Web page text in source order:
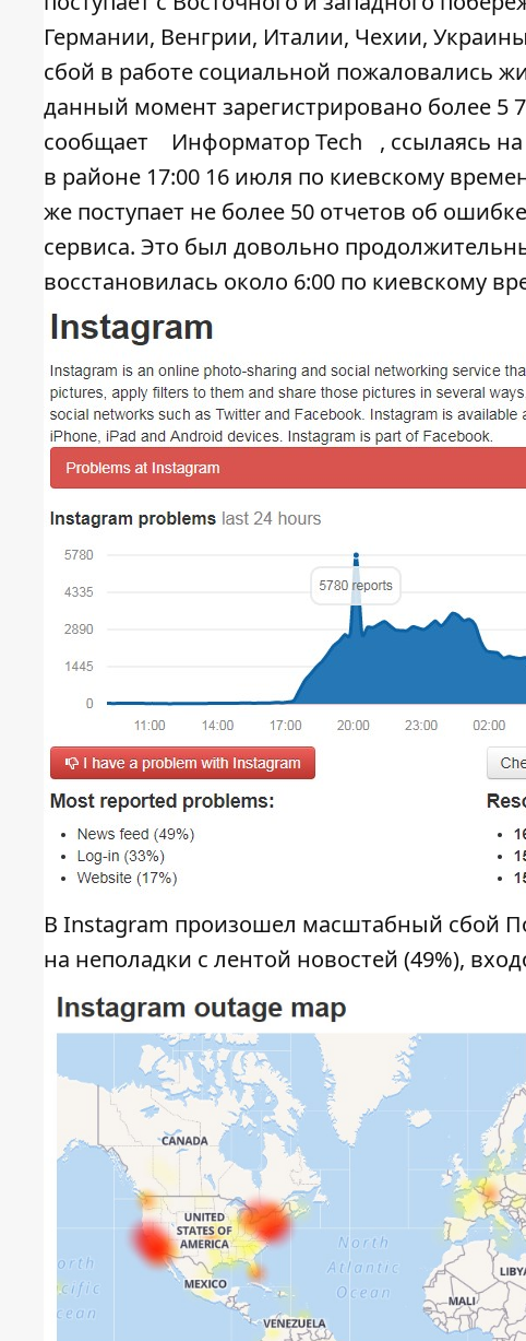
Германии, Венгрии, Италии, Чехии,
сбой в работе социальной пожаловались
данный момент зарегистрировано более 5
сообщает
Информатор Tech , ссылаясь на
в районе 17:00 16 июля по киевскому
же поступает не более 50 отчетов об
сервиса. Это был довольно
восстановилась около 6:00 по киевскому
В Instagram произошел масштабный сбой
на неполадки с лентой новостей (49%),